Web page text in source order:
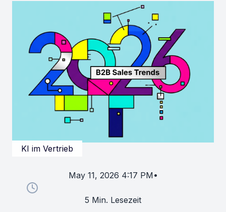
KI im Vertrieb
May 11, 2026 4:17 PM•
5 Min. Lesezeit